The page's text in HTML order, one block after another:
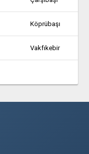
Köprübaşı
Vakfıkebir